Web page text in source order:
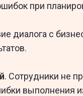
при
диалога с
. Сотрудники не
выполнения